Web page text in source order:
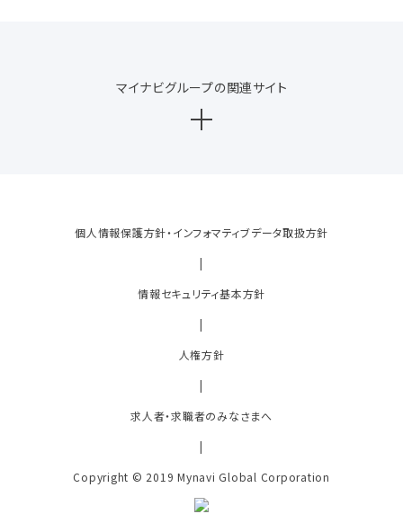
マイナビグループの関連サイト
個人情報保護方針・インフォマティブデータ取扱方針
|
情報セキュリティ基本方針
|
人権方針
|
求人者・求職者のみなさまへ
|
Copyright © 2019 Mynavi Global Corporation